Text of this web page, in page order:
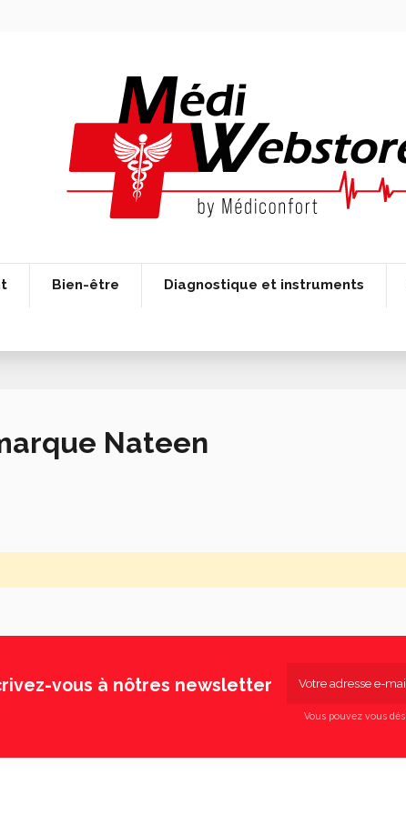
Bien-être Diagnostique et instruments
Nateen
vous à nôtres newsletter
Vous pouvez vous